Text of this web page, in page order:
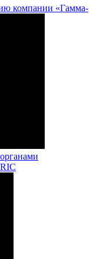
компании «Гамма-